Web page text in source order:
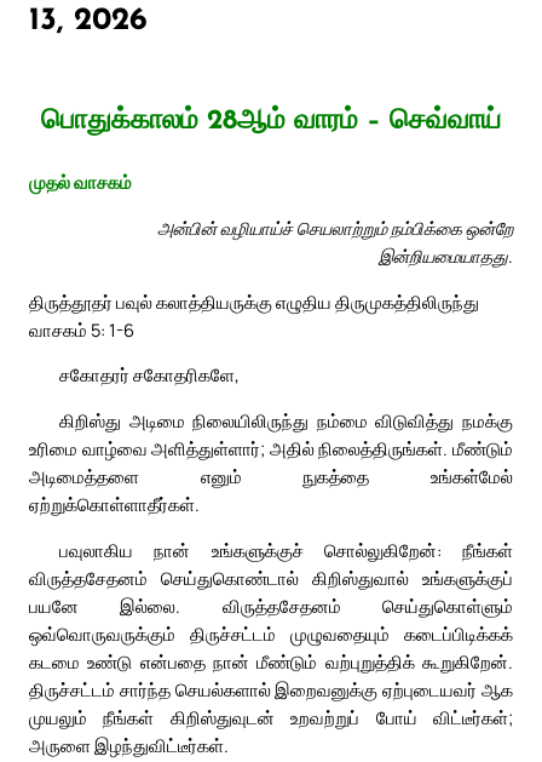
13, 2026
பொதுக்காலம் 28ஆம் வாரம் – செவ்வாய்
முதல் வாசகம்
அன்பின் வழியாய்ச் செயலாற்றும் நம்பிக்கை ஒன்றே
இன்றியமையாதது.
திருத்தூதர் பவுல் கலாத்தியருக்கு எழுதிய திருமுகத்திலிருந்து
வாசகம் 5: 1-6
சகோதரர் சகோதரிகளே,
கிறிஸ்து அடிமை நிலையிலிருந்து நம்மை விடுவித்து நமக்கு
உரிமை வாழ்வை அளித்துள்ளார்; அதில் நிலைத்திருங்கள். மீண்டும்
அடிமைத்தளை எனும் நுகத்தை உங்கள்மேல்
ஏற்றுக்கொள்ளாதீர்கள்.
பவுலாகிய நான் உங்களுக்குச் சொல்லுகிறேன்: நீங்கள்
விருத்தசேதனம் செய்துகொண்டால் கிறிஸ்துவால் உங்களுக்குப்
பயனே இல்லை. விருத்தசேதனம் செய்துகொள்ளும்
ஒவ்வொருவருக்கும் திருச்சட்டம் முழுவதையும் கடைப்பிடிக்கக்
கடமை உண்டு என்பதை நான் மீண்டும் வற்புறுத்திக் கூறுகிறேன்.
திருச்சட்டம் சார்ந்த செயல்களால் இறைவனுக்கு ஏற்புடையவர் ஆக
முயலும் நீங்கள் கிறிஸ்துவுடன் உறவற்றுப் போய் விட்டீர்கள்;
அருளை இழந்துவிட்டீர்கள்.